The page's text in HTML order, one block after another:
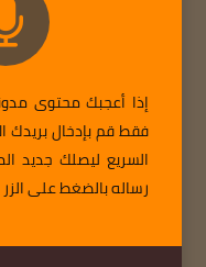
إذا أعجبك محتوى
فقط قم بإدخال بريدك
السريع ليصلك جديد
رساله بالضغط على الزر